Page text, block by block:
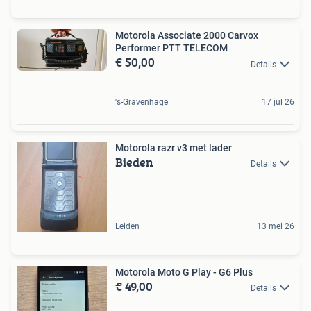
Motorola Associate 2000 Carvox
Performer PTT TELECOM
€ 50,00 Details
's-Gravenhage 17 jul 26
Motorola razr v3 met lader
Bieden Details
Leiden 13 mei 26
Motorola Moto G Play - G6 Plus
€ 49,00 Details